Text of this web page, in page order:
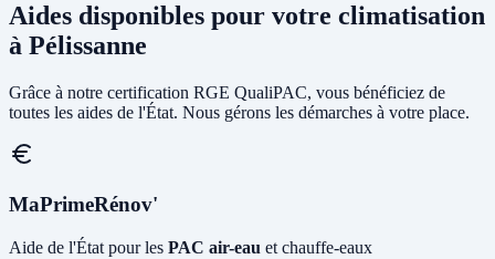
Aides disponibles pour votre climatisation
à Pélissanne
Grâce à notre certification RGE QualiPAC, vous bénéficiez de
toutes les aides de l'État. Nous gérons les démarches à votre place.
MaPrimeRénov'
Aide de l'État pour les PAC air-eau et chauffe-eaux